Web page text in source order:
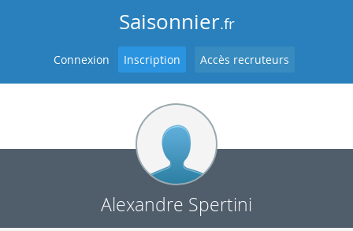
Saisonnier.fr
Connexion Inscription Accès recruteurs
Alexandre Spertini